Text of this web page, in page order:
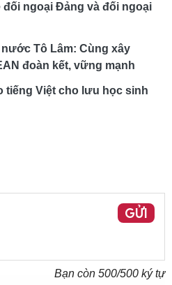
đối ngoại Đảng và đối ngoại
Tô Lâm: Cùng xây
đoàn kết, vững mạnh
tiếng Việt cho lưu học sinh
GỬI
Bạn còn 500/500 ký tự